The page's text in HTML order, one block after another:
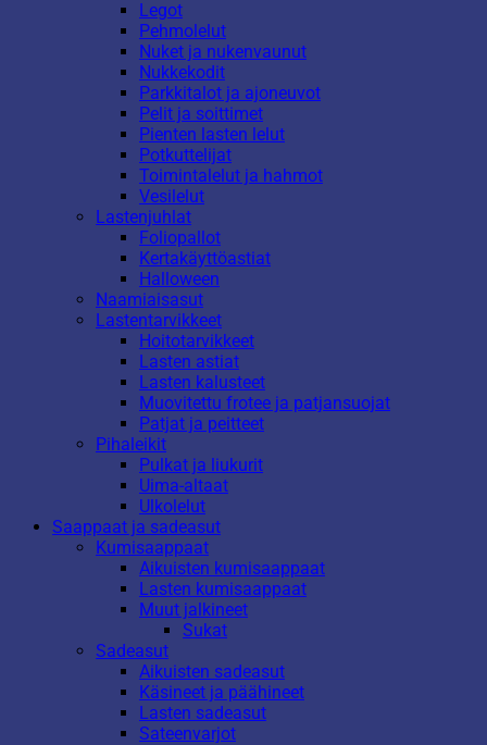
Legot
Pehmolelut
Nuket ja nukenvaunut
Nukkekodit
Parkkitalot ja ajoneuvot
Pelit ja soittimet
Pienten lasten lelut
Potkuttelijat
Toimintalelut ja hahmot
Vesilelut
Lastenjuhlat
Foliopallot
Kertakäyttöastiat
Halloween
Naamiaisasut
Lastentarvikkeet
Hoitotarvikkeet
Lasten astiat
Lasten kalusteet
Muovitettu frotee ja patjansuojat
Patjat ja peitteet
Pihaleikit
Pulkat ja liukurit
Uima-altaat
Ulkolelut
Saappaat ja sadeasut
Kumisaappaat
Aikuisten kumisaappaat
Lasten kumisaappaat
Muut jalkineet
Sukat
Sadeasut
Aikuisten sadeasut
Käsineet ja päähineet
Lasten sadeasut
Sateenvarjot